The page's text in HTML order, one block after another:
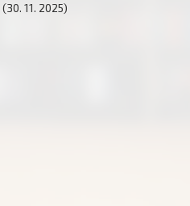
(30. 11. 2025)